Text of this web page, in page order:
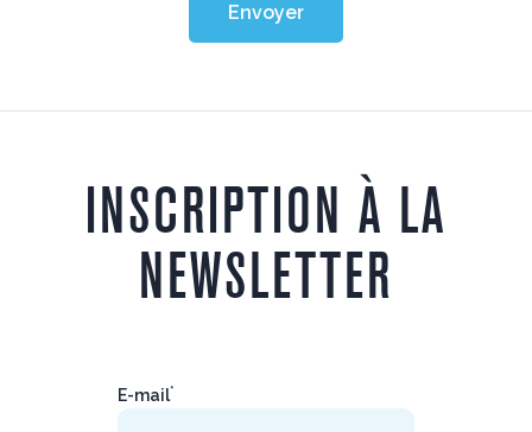
Envoyer
INSCRIPTION À LA
NEWSLETTER
E-mail*